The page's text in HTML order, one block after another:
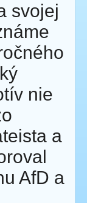
svojej
nie
a
AfD a